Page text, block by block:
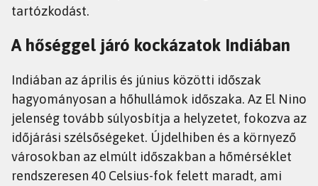
tartózkodást.
A hőséggel járó kockázatok Indiában
Indiában az április és június közötti időszak
hagyományosan a hőhullámok időszaka. Az El Nino
jelenség tovább súlyosbítja a helyzetet, fokozva az
időjárási szélsőségeket. Újdelhiben és a környező
városokban az elmúlt időszakban a hőmérséklet
rendszeresen 40 Celsius-fok felett maradt, ami